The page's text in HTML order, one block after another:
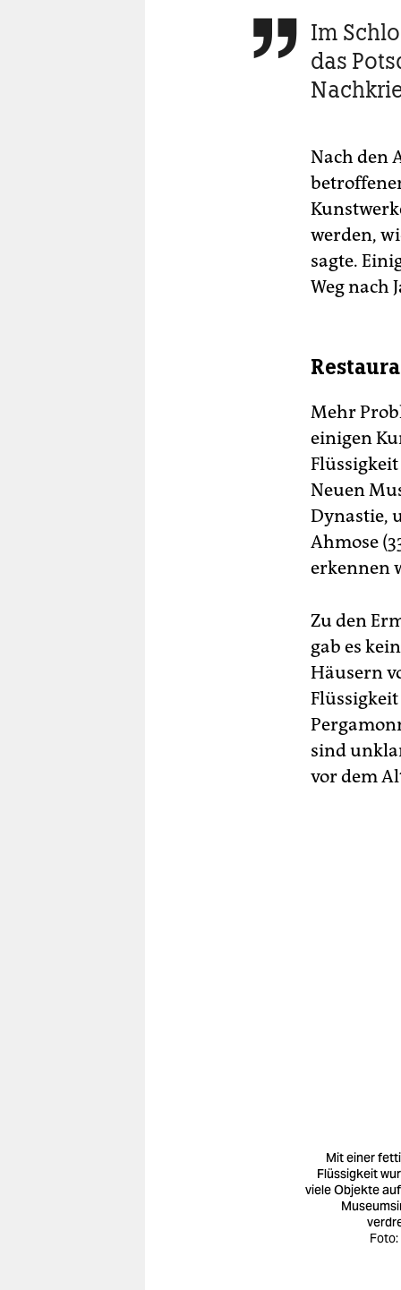
 Im
das
Nach den
werden,
sagte.
Weg nach
Mehr
einigen
Neuen
Dynastie,
Ahmose
erkennen
Zu den
gab es
Häusern
sind
vor dem
Mit einer
Flüssigkeit
viele Objekte